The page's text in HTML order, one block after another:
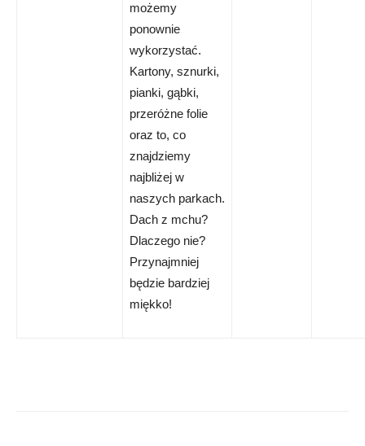
możemy
ponownie
wykorzystać.
Kartony, sznurki,
pianki, gąbki,
przeróżne folie
oraz to, co
znajdziemy
najbliżej w
naszych parkach.
Dach z mchu?
Dlaczego nie?
Przynajmniej
będzie bardziej
miękko!